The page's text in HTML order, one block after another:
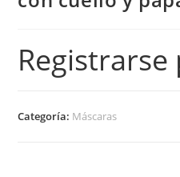
Registrarse
Categoría: Máscaras